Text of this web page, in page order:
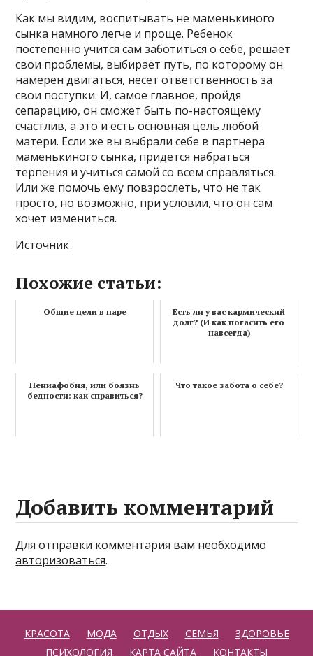
Как мы видим, воспитывать не маменькиного
сынка намного легче и проще. Ребенок
постепенно учится сам заботиться о себе, решает
свои проблемы, выбирает путь, по которому он
намерен двигаться, несет ответственность за
свои поступки. И, самое главное, пройдя
сепарацию, он сможет быть по-настоящему
счастлив, а это и есть основная цель любой
матери. Если же вы выбрали себе в партнера
маменькиного сынка, придется набраться
терпения и учиться самой со всем справляться.
Или же помочь ему повзрослеть, что не так
просто, но возможно, при условии, что он сам
хочет измениться.
Источник
Похожие статьи:
Общие цели в паре
Есть ли у вас кармический
долг? (И как погасить его
навсегда)
Пениафобия, или боязнь
бедности: как справиться?
Что такое забота о себе?
Добавить комментарий
Для отправки комментария вам необходимо
авторизоваться.
КРАСОТА МОДА ОТДЫХ СЕМЬЯ
ЗДОРОВЬЕ
ПСИХОЛОГИЯ
КАРТА САЙТА КОНТАКТЫ